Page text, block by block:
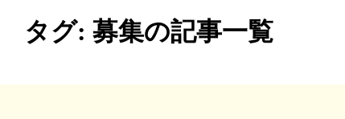
タグ: 募集の記事一覧